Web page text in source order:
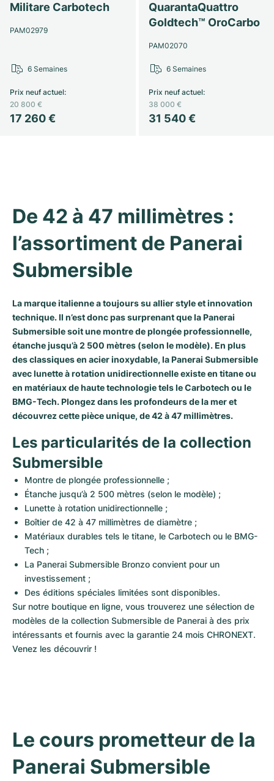
Militare Carbotech
PAM02979
17 260 €
Prix neuf actuel:
20 800 €
6 Semaines
QuarantaQuattro
Goldtech™ OroCarbo
PAM02070
31 540 €
Prix neuf actuel:
38 000 €
6 Semaines
De 42 à 47 millimètres :
l’assortiment de Panerai
Submersible
La marque italienne a toujours su allier style et innovation
technique. Il n’est donc pas surprenant que la Panerai
Submersible soit une montre de plongée professionnelle,
étanche jusqu’à 2 500 mètres (selon le modèle). En plus
des classiques en acier inoxydable, la Panerai Submersible
avec lunette à rotation unidirectionnelle existe en titane ou
en matériaux de haute technologie tels le Carbotech ou le
BMG-Tech. Plongez dans les profondeurs de la mer et
découvrez cette pièce unique, de 42 à 47 millimètres.
Les particularités de la collection
Submersible
Montre de plongée professionnelle ;
Étanche jusqu’à 2 500 mètres (selon le modèle) ;
Lunette à rotation unidirectionnelle ;
Boîtier de 42 à 47 millimètres de diamètre ;
Matériaux durables tels le titane, le Carbotech ou le BMG-
Tech ;
La Panerai Submersible Bronzo convient pour un
investissement ;
Des éditions spéciales limitées sont disponibles.
Sur notre boutique en ligne, vous trouverez une sélection de
modèles de la collection Submersible de Panerai à des prix
intéressants et fournis avec la garantie 24 mois CHRONEXT.
Venez les découvrir !
Le cours prometteur de la
Panerai Submersible